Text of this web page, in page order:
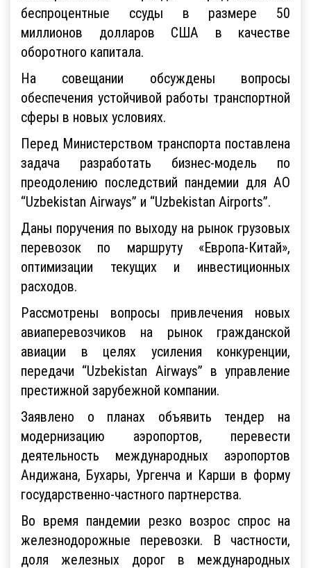
беспроцентные ссуды в размере 50
миллионов долларов США в качестве
оборотного капитала.
На совещании обсуждены вопросы
обеспечения устойчивой работы транспортной
сферы в новых условиях.
Перед Министерством транспорта поставлена
задача разработать бизнес-модель по
преодолению последствий пандемии для АО
“Uzbekistan Airways” и “Uzbekistan Airports”.
Даны поручения по выходу на рынок грузовых
перевозок по маршруту «Европа-Китай»,
оптимизации текущих и инвестиционных
расходов.
Рассмотрены вопросы привлечения новых
авиаперевозчиков на рынок гражданской
авиации в целях усиления конкуренции,
передачи “Uzbekistan Airways” в управление
престижной зарубежной компании.
Заявлено о планах объявить тендер на
модернизацию аэропортов, перевести
деятельность международных аэропортов
Андижана, Бухары, Ургенча и Карши в форму
государственно-частного партнерства.
Во время пандемии резко возрос спрос на
железнодорожные перевозки. В частности,
доля железных дорог в международных